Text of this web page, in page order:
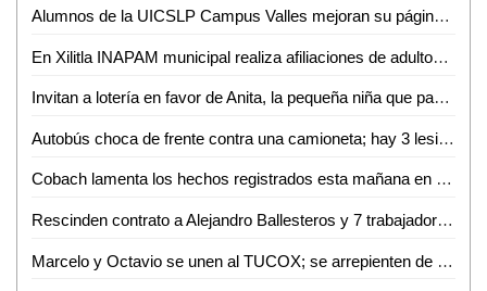
Alumnos de la UICSLP Campus Valles mejoran su página sobre lengua Tének
En Xilitla INAPAM municipal realiza afiliaciones de adultos mayores
Invitan a lotería en favor de Anita, la pequeña niña que padece de atrofia cerebral
Autobús choca de frente contra una camioneta; hay 3 lesionados
Cobach lamenta los hechos registrados esta mañana en plantel 08 de Xilitla
Rescinden contrato a Alejandro Ballesteros y 7 trabajadores más
Marcelo y Octavio se unen al TUCOX; se arrepienten de haber apoyado a Xavier Azuara